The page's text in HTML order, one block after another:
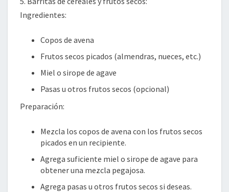
Ingredientes:
Copos de avena
Frutos secos picados (almendras, nueces, etc.)
Miel o sirope de agave
Pasas u otros frutos secos (opcional)
Preparación:
Mezcla los copos de avena con los frutos secos
picados en un recipiente.
Agrega suficiente miel o sirope de agave para
obtener una mezcla pegajosa.
Agrega pasas u otros frutos secos si deseas.